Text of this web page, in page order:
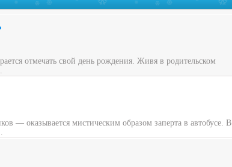
отмечать свой день рождения. Живя в родительском
— оказывается мистическим образом заперта в автобусе. В